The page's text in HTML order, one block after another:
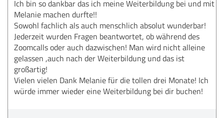
Ich bin so dankbar das ich meine Weiterbildung bei und mit
Melanie machen durfte!!
Sowohl fachlich als auch menschlich absolut wunderbar!
Jederzeit wurden Fragen beantwortet, ob während des
Zoomcalls oder auch dazwischen! Man wird nicht alleine
gelassen ,auch nach der Weiterbildung und das ist
großartig!
Vielen vielen Dank Melanie für die tollen drei Monate! Ich
würde immer wieder eine Weiterbildung bei dir buchen!